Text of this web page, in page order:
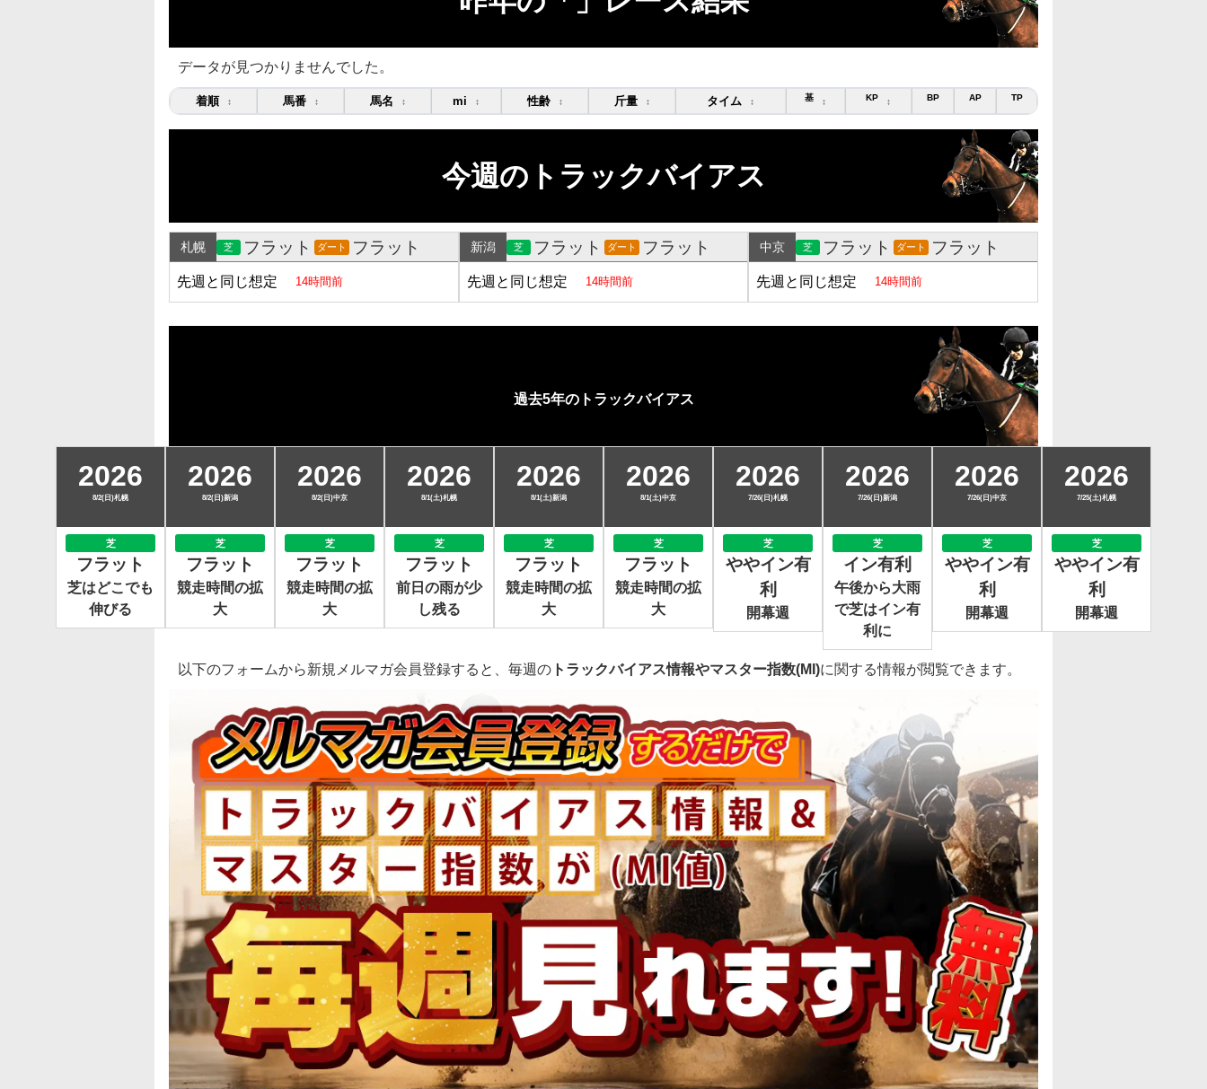
データが見つかりませんでした。
着順 ↕ 馬番 ↕ 馬名 ↕ mi ↕ 性齢 ↕ 斤量 ↕ タイム ↕ 基 ↕ KP ↕ BP AP TP
今週のトラックバイアス
札幌 芝 フラット ダート フラット
先週と同じ想定 14時間前
新潟 芝 フラット ダート フラット
先週と同じ想定 14時間前
中京 芝 フラット ダート フラット
先週と同じ想定 14時間前
過去5年のトラックバイアス
2026
8/2(日)札幌
芝
フラット
芝はどこでも
伸びる
2026
8/2(日)新潟
芝
フラット
競走時間の拡
大
2026
8/2(日)中京
芝
フラット
競走時間の拡
大
2026
8/1(土)札幌
芝
フラット
前日の雨が少
し残る
2026
8/1(土)新潟
芝
フラット
競走時間の拡
大
2026
8/1(土)中京
芝
フラット
競走時間の拡
大
2026
7/26(日)札幌
芝
ややイン有
利
開幕週
2026
7/26(日)新潟
芝
イン有利
午後から大雨
で芝はイン有
利に
2026
7/26(日)中京
芝
ややイン有
利
開幕週
2026
7/25(土)札幌
芝
ややイン有
利
開幕週
以下のフォームから新規メルマガ会員登録すると、毎週の トラックバイアス情報やマスター指数(MI)に関する情報が閲覧できます。